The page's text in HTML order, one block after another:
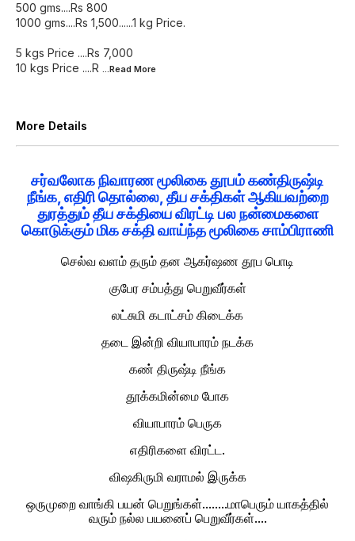
500 gms....Rs 800
1000 gms....Rs 1,500......1 kg Price.
5 kgs Price ....Rs 7,000
10 kgs Price ....R ...Read More
More Details
சர்வலோக நிவாரண மூலிகை தூபம் கண்திருஷ்டி
நீங்க, எதிரி தொல்லை, தீய சக்திகள் ஆகியவற்றை
துரத்தும் தீய சக்தியை விரட்டி பல நன்மைகளை
கொடுக்கும் மிக சக்தி வாய்ந்த மூலிகை சாம்பிராணி
செல்வ வளம் தரும் தன ஆகர்ஷண தூப பொடி
குபேர சம்பத்து பெறுவீர்கள்
லட்சுமி கடாட்சம் கிடைக்க
தடை இன்றி வியாபாரம் நடக்க
கண் திருஷ்டி நீங்க
தூக்கமின்மை போக
வியாபாரம் பெருக
எதிரிகளை விரட்ட.
விஷகிருமி வராமல் இருக்க
ஒருமுறை வாங்கி பயன் பெறுங்கள்........மாபெரும் யாகத்தில்
வரும் நல்ல பயனைப் பெறுவீர்கள்....